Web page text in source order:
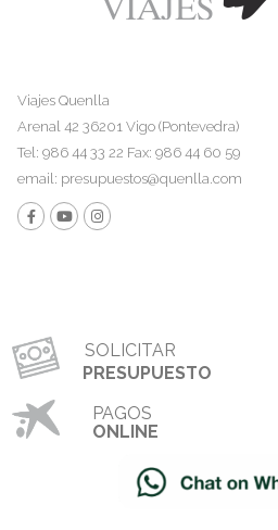
Viajes Quenlla
Arenal 42 36201 Vigo (Pontevedra)
Tel: 986 44 33 22 Fax: 986 44 60 59
email: presupuestos@quenlla.com
SOLICITAR
PRESUPUESTO
PAGOS
ONLINE